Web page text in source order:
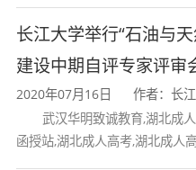
长江大学举行“石油与
建设中期自评专家评审
2020年07月16日
作者：长
武汉华明致诚教育,湖北成
函授站,湖北成人高考,湖北成人